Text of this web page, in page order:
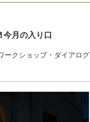
今月の入り口
ークショップ・ダイアログ